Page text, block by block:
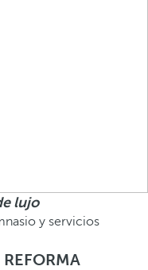
lujo
y servicios